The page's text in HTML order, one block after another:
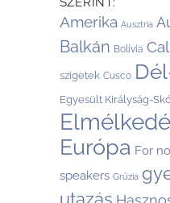
Amerika Ausztria
Balkán Bolívia
szigetek Cusco
Egyesült Királyság-
Európa For
speakers Grúzia